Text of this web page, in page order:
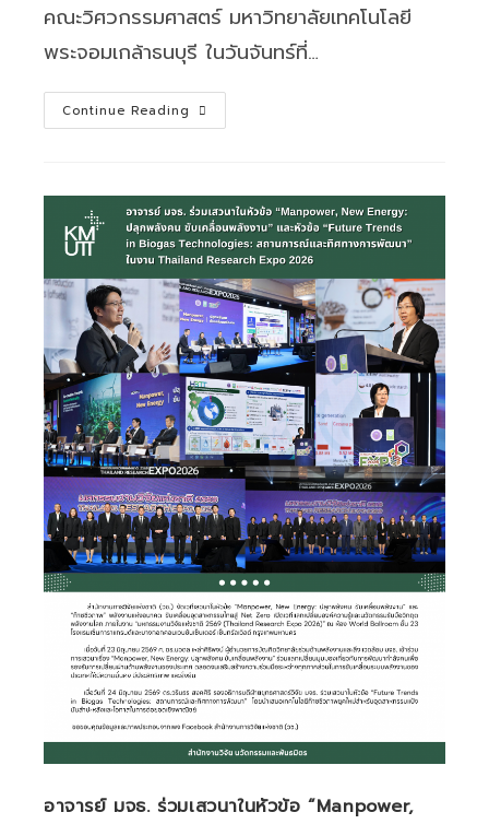
คณะวิศวกรรมศาสตร์ มหาวิทยาลัยเทคโนโลยี
พระจอมเกล้าธนบุรี ในวันจันทร์ที่…
Continue Reading
ขอ
ร่วม
การ
อบรม
เชิง
ปฏิบัติ
การ
ด้าน
จริยธรรม
การ
วิจัย
ตาม
ประกาศ
มหา
วิ
ทยา
ลัยฯ
เรื่อง
“นโยบาย
จริยธรรม
การ
วิจัย
Integrity)
อาจารย์ มจธ. ร่วมเสวนาในหัวข้อ “Manpower,